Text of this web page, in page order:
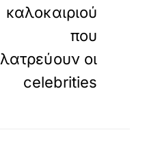
καλοκαιριού
που
λατρεύουν οι
celebrities